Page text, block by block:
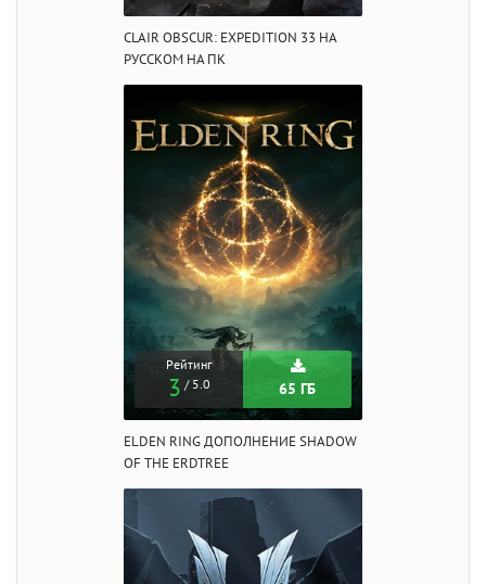
CLAIR OBSCUR: EXPEDITION 33 НА
РУССКОМ НА ПК
Рейтинг
3 / 5.0 65 ГБ
ELDEN RING ДОПОЛНЕНИЕ SHADOW
OF THE ERDTREE